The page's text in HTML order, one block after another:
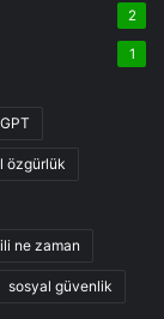
2
1
özgürlük
ne zaman
sosyal güvenlik